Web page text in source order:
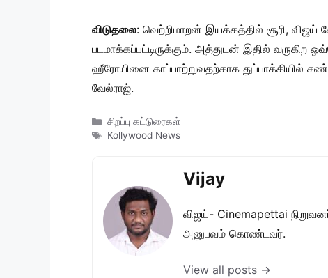
விடுதலை: வெற்றிமாறன் இயக்கத்தில் சூரி, விஜய்
படமாக்கப்பட்டிருக்கும். அத்துடன் இதில் வருகிற
ஹீரோயினை காப்பாற்றுவதற்காக துப்பாக்கியில்
வேல்ராஜ்.
Categories
சிறப்பு கட்டுரைகள்
Tags
Kollywood News
Vijay
விஜய்- Cinemapettai
அனுபவம் கொண்டவர்.
View all posts →